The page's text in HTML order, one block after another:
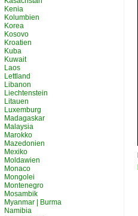
Kenia
Kolumbien
Korea
Kosovo
Kroatien
Kuba
Kuwait
Laos
Lettland
Libanon
Liechtenstein
Litauen
Luxemburg
Madagaskar
Malaysia
Marokko
Mazedonien
Mexiko
Moldawien
Monaco
Mongolei
Montenegro
Mosambik
Myanmar | Burma
Namibia